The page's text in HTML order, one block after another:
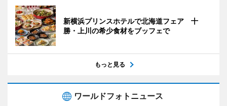
新横浜プリンスホテルで北海道フェア 十
勝・上川の希少食材をブッフェで
もっと見る
ワールドフォトニュース